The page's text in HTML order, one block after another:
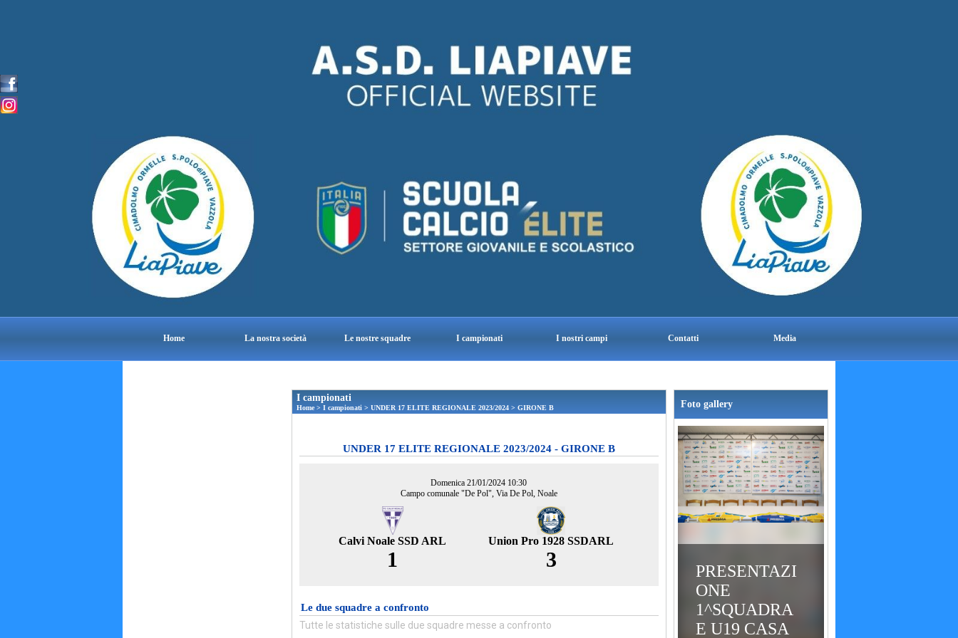
Home La nostra società Le nostre squadre I campionati I nostri campi Contatti Media
I campionati
Home> I campionati> UNDER 17 ELITE REGIONALE 2023/2024> GIRONE B
UNDER 17 ELITE REGIONALE 2023/2024 - GIRONE B
Domenica 21/01/2024 10:30
Campo comunale "De Pol", Via De Pol, Noale
Calvi Noale SSD ARL Union Pro 1928 SSDARL
1 3
Le due squadre a confronto
Tutte le statistiche sulle due squadre messe a confronto
Foto gallery
PRESENTAZI
ONE
1^SQUADRA
E U19 CASA